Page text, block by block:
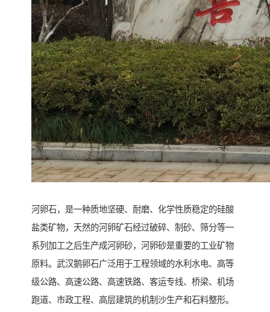
河卵石，是一种质地坚硬、耐磨、化学性质稳定的硅酸
盐类矿物，天然的河卵矿石经过破碎、制砂、筛分等一
系列加工之后生产成河卵砂，河卵砂是重要的工业矿物
原料。武汉鹅卵石广泛用于工程领域的水利水电、高等
级公路、高速公路、高速铁路、客运专线、桥梁、机场
跑道、市政工程、高层建筑的机制沙生产和石料整形。